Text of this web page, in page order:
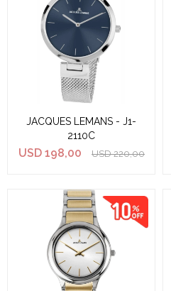
JACQUES LEMANS - J1-
2110C
USD 198,00 USD 220,00